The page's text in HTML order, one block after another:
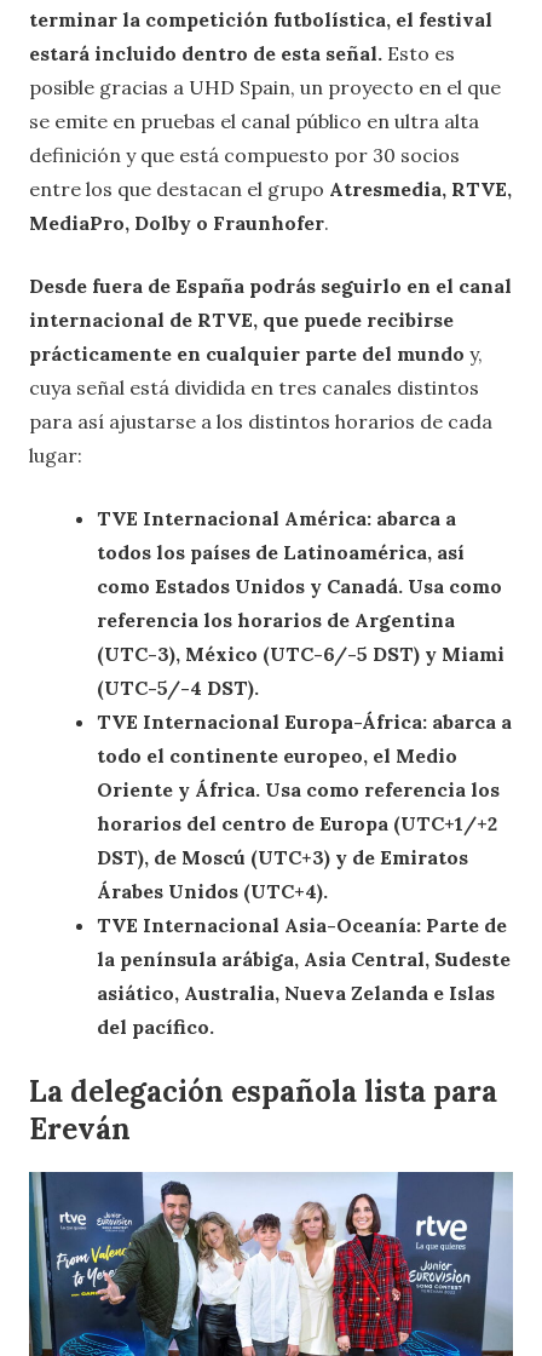
terminar la competición futbolística, el festival
estará incluido dentro de esta señal. Esto es
posible gracias a UHD Spain, un proyecto en el que
se emite en pruebas el canal público en ultra alta
definición y que está compuesto por 30 socios
entre los que destacan el grupo Atresmedia, RTVE,
MediaPro, Dolby o Fraunhofer.
Desde fuera de España podrás seguirlo en el canal
internacional de RTVE, que puede recibirse
prácticamente en cualquier parte del mundo y,
cuya señal está dividida en tres canales distintos
para así ajustarse a los distintos horarios de cada
lugar:
TVE Internacional América: abarca a
todos los países de Latinoamérica, así
como Estados Unidos y Canadá. Usa como
referencia los horarios de Argentina
(UTC-3), México (UTC-6/-5 DST) y Miami
(UTC-5/-4 DST).
TVE Internacional Europa-África: abarca a
todo el continente europeo, el Medio
Oriente y África. Usa como referencia los
horarios del centro de Europa (UTC+1/+2
DST), de Moscú (UTC+3) y de Emiratos
Árabes Unidos (UTC+4).
TVE Internacional Asia-Oceanía: Parte de
la península arábiga, Asia Central, Sudeste
asiático, Australia,​ Nueva Zelanda e Islas
del pacífico.
La delegación española lista para
Ereván